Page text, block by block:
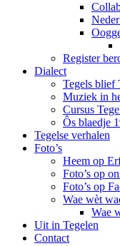
Register
Dialect
Tegels blief
Muziek in
Cursus
Ôs blaedje
Tegelse verhalen
Foto’s
Heem op
Foto’s op
Foto’s op
Wae wèt
Wae
Uit in Tegelen
Contact